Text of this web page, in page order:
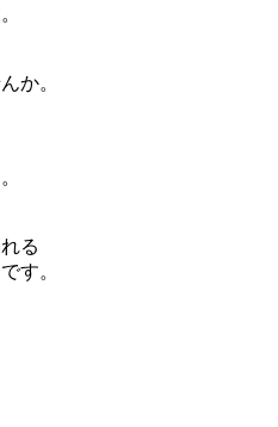
か。
る
す。